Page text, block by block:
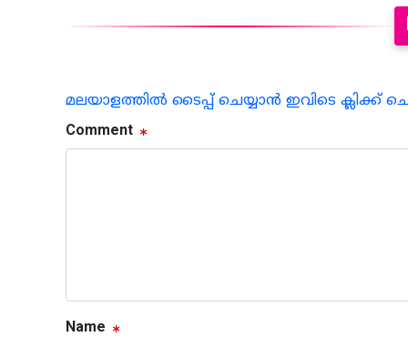
മലയാളത്തില്‍ ടൈപ്പ് ചെയ്യാന്‍ ഇവിടെ ക്ലിക്ക്
Comment
Name